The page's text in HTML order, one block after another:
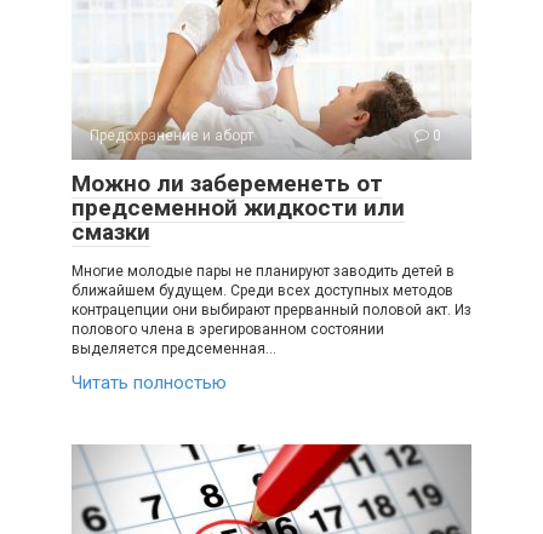
Предохранение и аборт 0
Можно ли забеременеть от
предсеменной жидкости или
смазки
Многие молодые пары не планируют заводить детей в
ближайшем будущем. Среди всех доступных методов
контрацепции они выбирают прерванный половой акт. Из
полового члена в эрегированном состоянии
выделяется предсеменная…
Читать полностью